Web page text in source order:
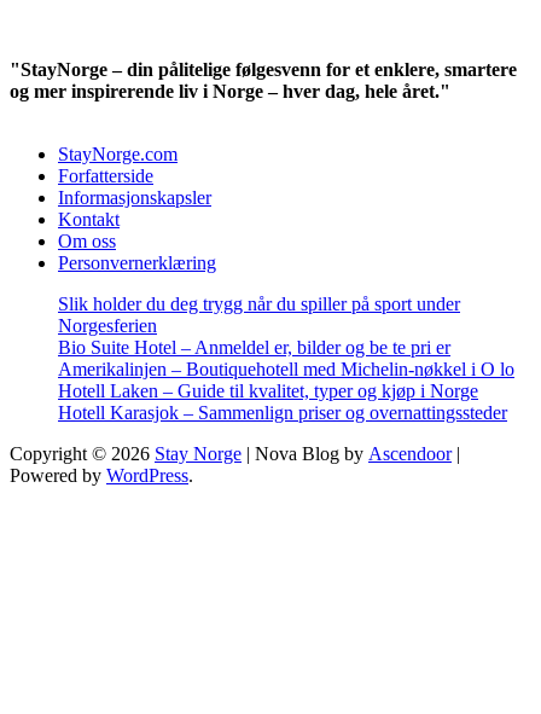
"StayNorge – din pålitelige følgesvenn for et enklere, smartere
og mer inspirerende liv i Norge – hver dag, hele året."
StayNorge.com
Forfatterside
Informasjonskapsler
Kontakt
Om oss
Personvernerklæring
Slik holder du deg trygg når du spiller på sport under
Norgesferien
Bio Suite Hotel – Anmeldel er, bilder og be te pri er
Amerikalinjen – Boutiquehotell med Michelin-nøkkel i O lo
Hotell Laken – Guide til kvalitet, typer og kjøp i Norge
Hotell Karasjok – Sammenlign priser og overnattingssteder
Copyright © 2026 Stay Norge | Nova Blog by Ascendoor|
Powered by WordPress.